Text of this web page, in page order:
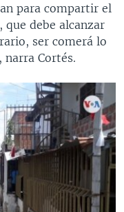
para compartir el
que debe alcanzar
ser comerá lo
narra Cortés.